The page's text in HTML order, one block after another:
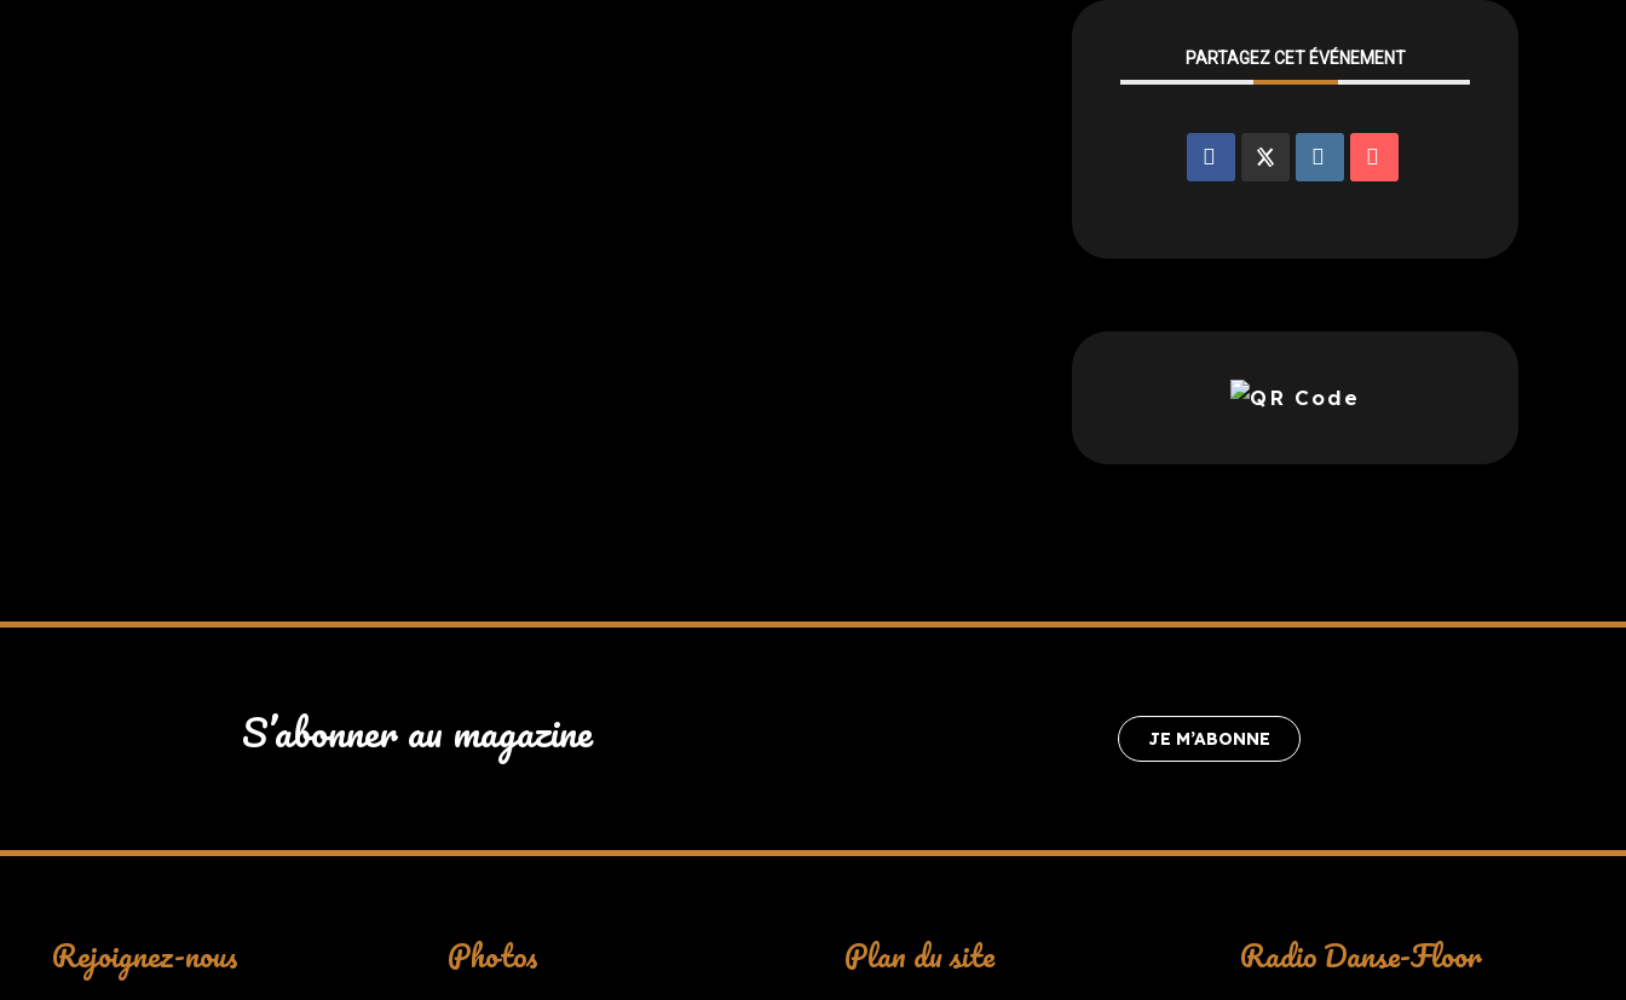
PARTAGEZ CET ÉVÉNEMENT
S’abonner au magazine JE M’ABONNE
Rejoignez-nous Photos Plan du site Radio Danse-Floor